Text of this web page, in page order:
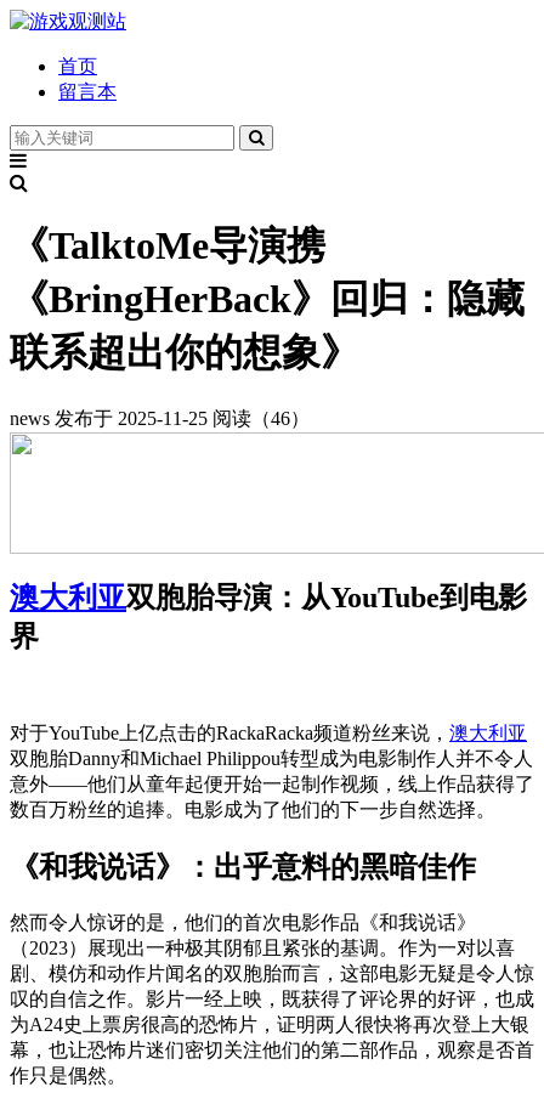
首页
留言本
《TalktoMe导演携
《BringHerBack》回归：隐藏
联系超出你的想象》
news 发布于 2025-11-25 阅读（46）
澳大利亚双胞胎导演：从YouTube到电影
界
对于YouTube上亿点击的RackaRacka频道粉丝来说， 澳大利亚
双胞胎Danny和Michael Philippou转型成为电影制作人并不令人
意外——他们从童年起便开始一起制作视频，线上作品获得了
数百万粉丝的追捧。电影成为了他们的下一步自然选择。
《和我说话》：出乎意料的黑暗佳作
然而令人惊讶的是，他们的首次电影作品《和我说话》
（2023）展现出一种极其阴郁且紧张的基调。作为一对以喜
剧、模仿和动作片闻名的双胞胎而言，这部电影无疑是令人惊
叹的自信之作。影片一经上映，既获得了评论界的好评，也成
为A24史上票房很高的恐怖片，证明两人很快将再次登上大银
幕，也让恐怖片迷们密切关注他们的第二部作品，观察是否首
作只是偶然。